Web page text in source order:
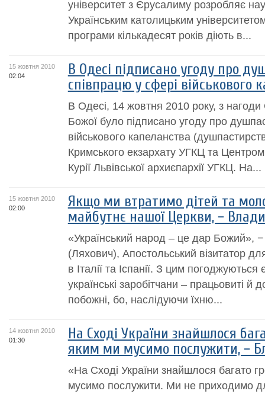
університет з Єрусалиму розробляє
Українським католицьким
програми кількадесят років діють в...
15 жовтня 2010
02:04
В Одесі підписано угоду про
співпрацю у сфері військового
В Одесі, 14 жовтня 2010 року, з
Божої було підписано угоду про
військового капеланства
Кримського екзархату УГКЦ та
Курії Львівської архиєпархії УГКЦ. На...
15 жовтня 2010
02:00
Якщо ми втратимо дітей та
майбутнє нашої Церкви, −
«Український народ – це дар Божий», −
(Ляхович), Апостольський візитатор
в Італії та Іспанії. З цим
українські заробітчани – працьовиті
побожні, бо, наслідуючи їхню...
14 жовтня 2010
01:30
На Сході України знайшлося
яким ми мусимо послужити, −
«На Сході України знайшлося багато
мусимо послужити. Ми не приходимо